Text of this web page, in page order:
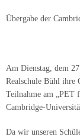
Übergabe der
Am Dienstag, dem
Realschule Bühl ihre
Teilnahme am „PET
Cambridge-
Da wir unseren